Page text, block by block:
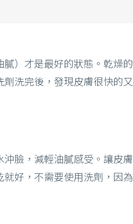
）才是最好的狀態。乾燥
洗完後，發現皮膚很快的
臉，減輕油膩感受。讓皮
好，不需要使用洗劑，因